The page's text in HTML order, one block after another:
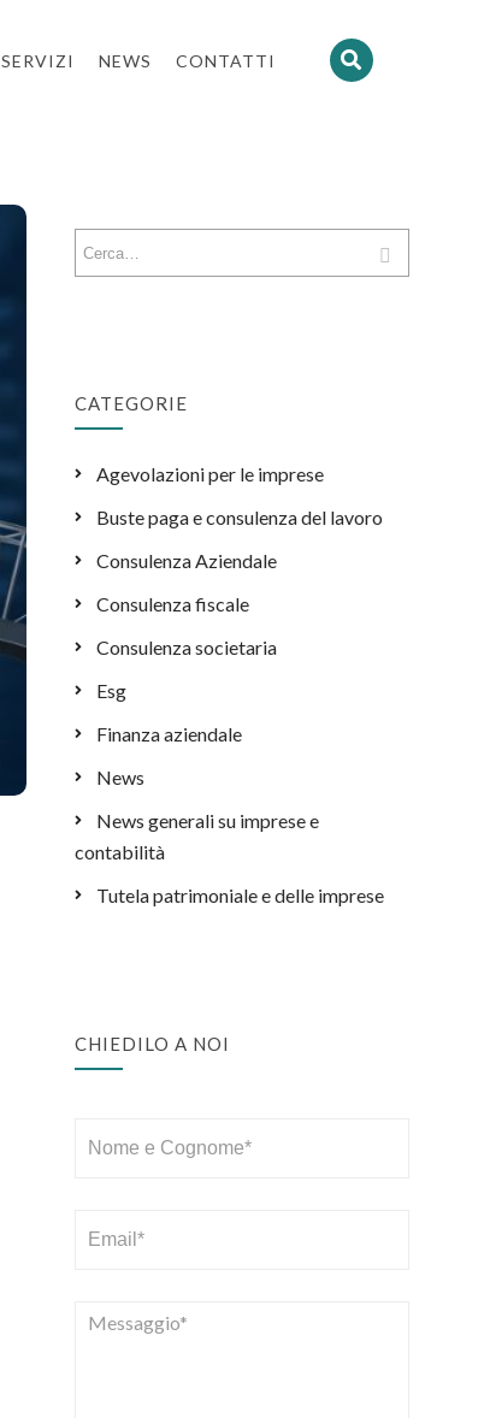
SERVIZI NEWS CONTATTI
CATEGORIE
Agevolazioni per le imprese
Buste paga e consulenza del lavoro
Consulenza Aziendale
Consulenza fiscale
Consulenza societaria
Esg
Finanza aziendale
News
News generali su imprese e
contabilità
Tutela patrimoniale e delle imprese
CHIEDILO A NOI